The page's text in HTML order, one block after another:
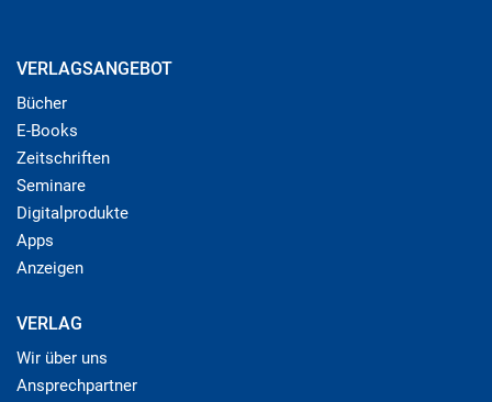
VERLAGSANGEBOT
Bücher
E-Books
Zeitschriften
Seminare
Digitalprodukte
Apps
Anzeigen
VERLAG
Wir über uns
Ansprechpartner